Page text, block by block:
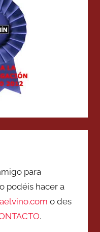
para
podéis hacer a
o des
.